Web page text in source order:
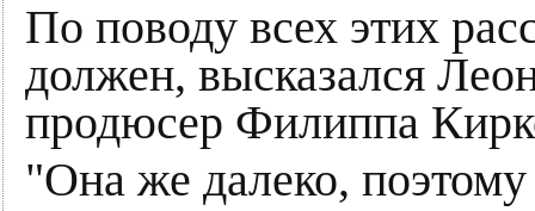
По поводу всех этих
должен, высказался
продюсер Филиппа
"Она же далеко,